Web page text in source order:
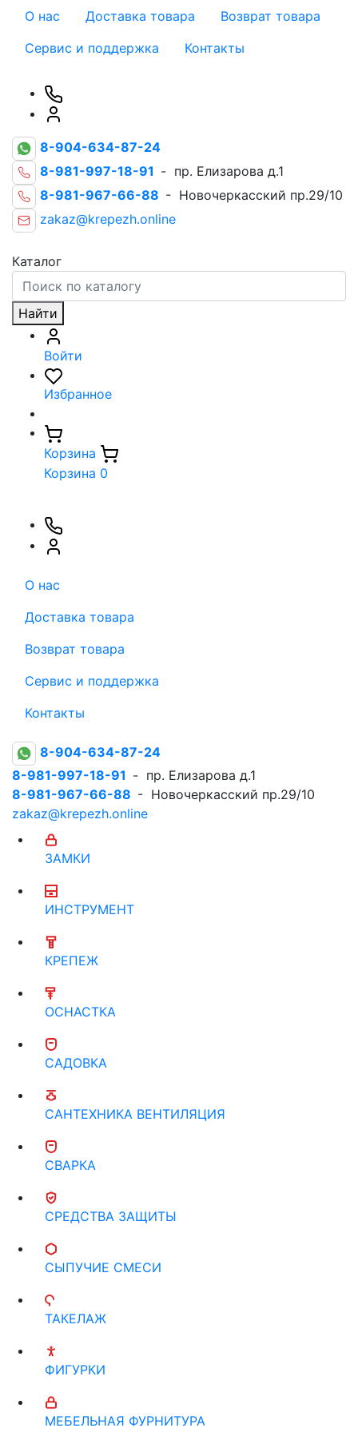
О нас Доставка товара
Возврат товара
Сервис и поддержка
Контакты
8-904-634-87-24
8-981-997-18-91 - пр. Елизарова д.1
8-981-967-66-88 - Новочеркасский пр.29/10
zakaz@krepezh.online
Каталог
Найти
Войти
Избранное
Корзина
Корзина 0
О нас
Доставка товара
Возврат товара
Сервис и поддержка
Контакты
8-904-634-87-24
8-981-997-18-91 - пр. Елизарова д.1
8-981-967-66-88 - Новочеркасский пр.29/10
zakaz@krepezh.online
ЗАМКИ
ИНСТРУМЕНТ
КРЕПЕЖ
ОСНАСТКА
САДОВКА
САНТЕХНИКА ВЕНТИЛЯЦИЯ
СВАРКА
СРЕДСТВА ЗАЩИТЫ
СЫПУЧИЕ СМЕСИ
ТАКЕЛАЖ
ФИГУРКИ
МЕБЕЛЬНАЯ ФУРНИТУРА